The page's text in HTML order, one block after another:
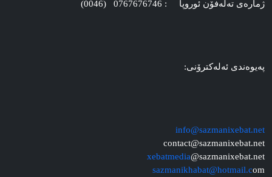
ژماره‌ی ته‌له‌فۆن ئوروپا : 0767676746 (0046)
په‌یوه‌ندی ئه‌له‌کترۆنی:
info@sazmanixebat.net
contact@sazmanixebat.net
xebatmedia@sazmanixebat.net
sazmanikhabat@hotmail.com